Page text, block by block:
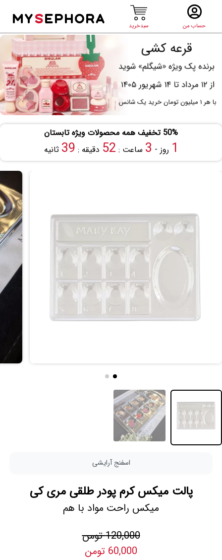
حساب من سبدخرید
MYSEPHORA
50% تخفیف همه محصولات ویژه تابستان
1 روز - 3 ساعت : 52 دقیقه : 38 ثانیه
اسفنج آرایشی
پالت میکس کرم پودر طلقی مری کی
میکس راحت مواد با هم
120,000 تومن
60,000 تومن